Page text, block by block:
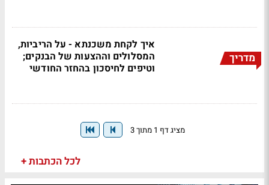
מדריך
איך לקחת משכנתא - על הריביות,
המסלולים וההצעות של הבנקים;
וטיפים לחיסכון בהחזר החודשי
מציג דף 1 מתוך 3
לכל הכתבות +